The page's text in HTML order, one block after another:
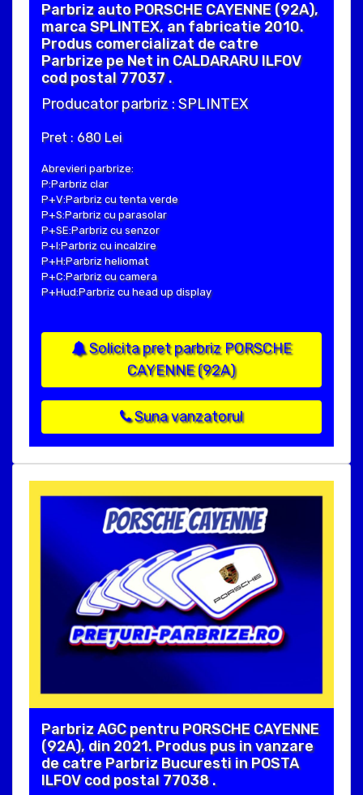
Parbriz auto PORSCHE CAYENNE (92A),
marca SPLINTEX, an fabricatie 2010.
Produs comercializat de catre
Parbrize pe Net in CALDARARU ILFOV
cod postal 77037 .
Producator parbriz : SPLINTEX
Pret : 680 Lei
Abrevieri parbrize:
P:Parbriz clar
P+V:Parbriz cu tenta verde
P+S:Parbriz cu parasolar
P+SE:Parbriz cu senzor
P+I:Parbriz cu incalzire
P+H:Parbriz heliomat
P+C:Parbriz cu camera
P+Hud:Parbriz cu head up display
Solicita pret parbriz PORSCHE
CAYENNE (92A)
Suna vanzatorul
Parbriz AGC pentru PORSCHE CAYENNE
(92A), din 2021. Produs pus in vanzare
de catre Parbriz Bucuresti in POSTA
ILFOV cod postal 77038 .